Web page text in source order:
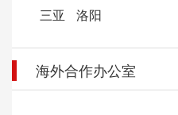
三亚
洛阳
海外合作办公室